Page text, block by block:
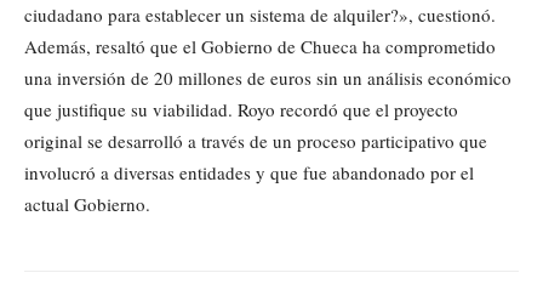
ciudadano para establecer un sistema de alquiler?», cuestionó.
Además, resaltó que el Gobierno de Chueca ha comprometido
una inversión de 20 millones de euros sin un análisis económico
que justifique su viabilidad. Royo recordó que el proyecto
original se desarrolló a través de un proceso participativo que
involucró a diversas entidades y que fue abandonado por el
actual Gobierno.